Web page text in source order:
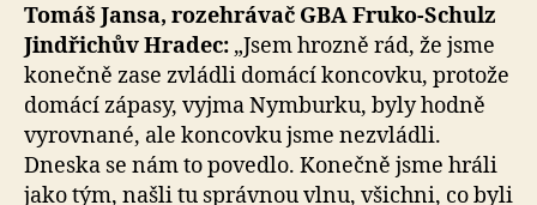
Tomáš Jansa, rozehrávač GBA Fruko-Schulz
Jindřichův Hradec: „Jsem hrozně rád, že jsme
konečně zase zvládli domácí koncovku, protože
domácí zápasy, vyjma Nymburku, byly hodně
vyrovnané, ale koncovku jsme nezvládli.
Dneska se nám to povedlo. Konečně jsme hráli
jako tým, našli tu správnou vlnu, všichni, co byli